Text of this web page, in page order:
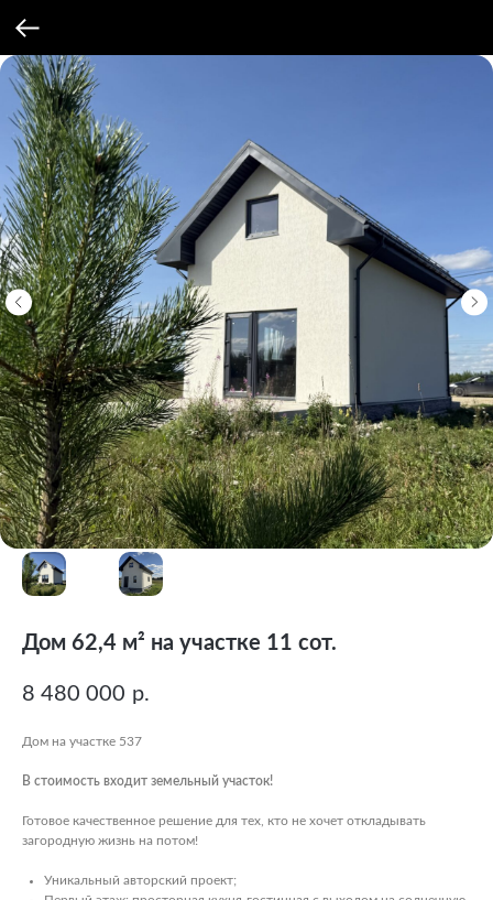
Дом 62,4 м² на участке 11 сот.
8 480 000 р.
Дом на участке 537
В стоимость входит земельный участок!
Готовое качественное решение для тех, кто не хочет откладывать
загородную жизнь на потом!
Уникальный авторский проект;